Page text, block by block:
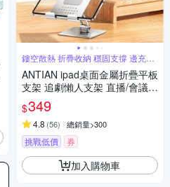
鏤空散熱 折疊收納 穩固支撐 邊充電
玩
ANTIAN ipad桌面金屬折疊平板
支架 追劇懶人支架 直播/會議
平板架 手機支架 交換禮物
$349
4.8 (56) 總銷量>300
挑戰低價 券
加入購物車